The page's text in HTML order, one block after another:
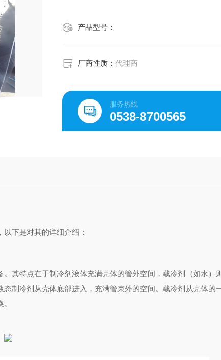
产品型号：
厂商性质：代理商
服务热线
0538-8700565
下是对其的详细介绍：
其特点在于制冷剂液体充满壳体的管外空间，载冷剂（如水）
制冷剂从壳体底部进入，充满管束外的空间。载冷剂从壳体的